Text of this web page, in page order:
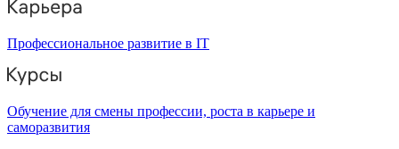
Профессиональное развитие в IT
Обучение для смены профессии, роста в карьере и
саморазвития